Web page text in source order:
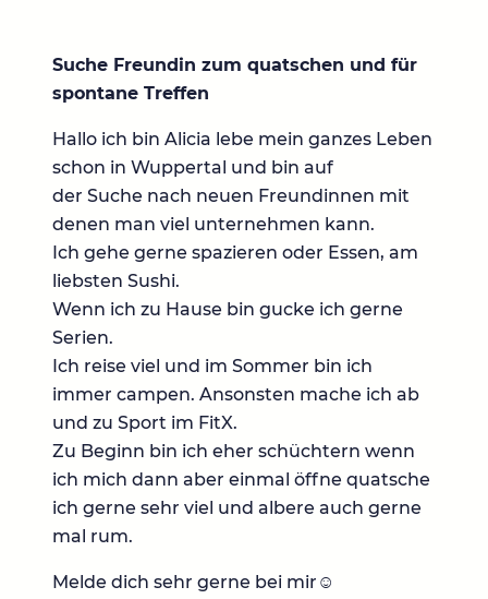
Suche Freundin zum quatschen und für
spontane Treffen
Hallo ich bin Alicia lebe mein ganzes Leben
schon in Wuppertal und bin auf
der Suche nach neuen Freundinnen mit
denen man viel unternehmen kann.
Ich gehe gerne spazieren oder Essen, am
liebsten Sushi.
Wenn ich zu Hause bin gucke ich gerne
Serien.
Ich reise viel und im Sommer bin ich
immer campen. Ansonsten mache ich ab
und zu Sport im FitX.
Zu Beginn bin ich eher schüchtern wenn
ich mich dann aber einmal öffne quatsche
ich gerne sehr viel und albere auch gerne
mal rum.
Melde dich sehr gerne bei mir☺️